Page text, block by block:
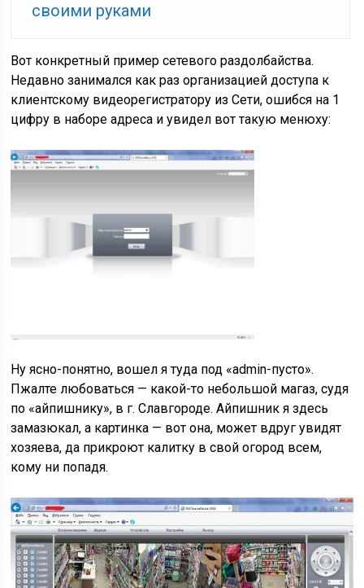
своими руками
Вот конкретный пример сетевого раздолбайства.
Недавно занимался как раз организацией доступа к
клиентскому видеорегистратору из Сети, ошибся на 1
цифру в наборе адреса и увидел вот такую менюху:
Ну ясно-понятно, вошел я туда под «admin-пусто».
Пжалте любоваться — какой-то небольшой магаз, судя
по «айпишнику», в г. Славгороде. Айпишник я здесь
замазюкал, а картинка — вот она, может вдруг увидят
хозяева, да прикроют калитку в свой огород всем,
кому ни попадя.